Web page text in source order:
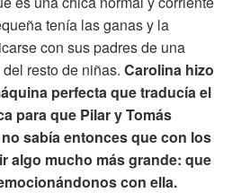
tenía las ganas y la
con sus padres de una
resto de niñas. Carolina hizo
perfecta que traducía el
para que Pilar y Tomás
sabía entonces que con los
algo mucho más grande: que
con ella.